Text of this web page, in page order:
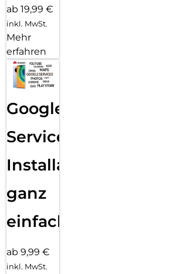
ab 19,99 €
inkl. MwSt.
Mehr
erfahren
Google
Services
Installation
ganz
einfach
ab 9,99 €
inkl. MwSt.